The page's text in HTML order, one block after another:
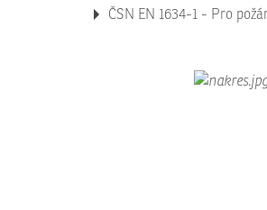
ČSN EN 1634-1 - Pro